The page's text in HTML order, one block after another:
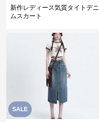
新作レディース気質タイトデニ
ムスカート
SALE